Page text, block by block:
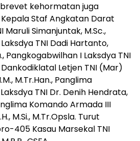
brevet kehormatan juga
Staf Angkatan Darat
Simanjuntak, M.Sc.,
TNI Dadi Hartanto,
Pangkogabwilhan I Laksdya TNI
Dankodiklatal Letjen TNI (Mar)
M.Tr.Han., Panglima
TNI Dr. Denih Hendrata,
Komando Armada III
M.Si., M.Tr.Opsla. Turut
405 Kasau Marsekal TNI